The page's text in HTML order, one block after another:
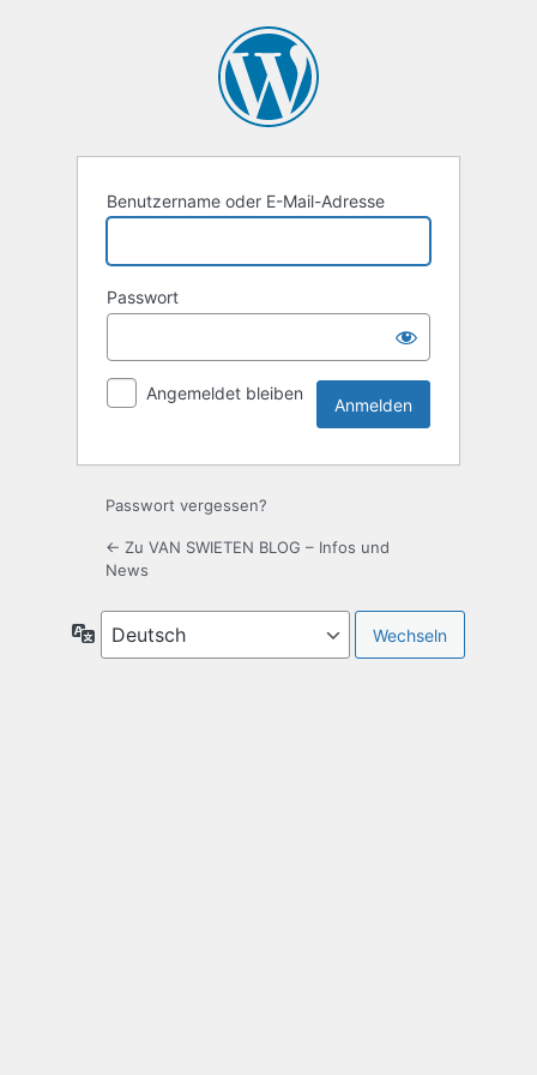
Benutzername oder E-Mail-Adresse
Passwort
Angemeldet bleiben
Passwort vergessen?
← Zu VAN SWIETEN BLOG – Infos und
News
Sprache